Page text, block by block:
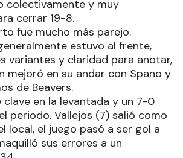
colectivamente y muy
cerrar 19-8.
fue mucho más parejo.
estuvo al frente,
variantes y claridad para anotar,
mejoró en su andar con Spano y
de Beavers.
clave en la levantada y un 7-0
periodo. Vallejos (7) salió como
local, el juego pasó a ser gol a
sus errores a un